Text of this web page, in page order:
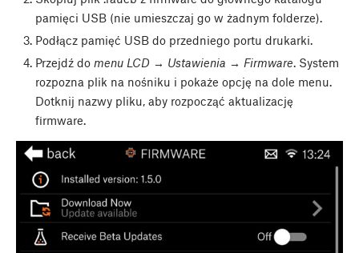
pamięci USB (nie umieszczaj go w żadnym folderze).
Podłącz pamięć USB do przedniego portu drukarki.
Przejdź do menu LCD → Ustawienia → Firmware. System
rozpozna plik na nośniku i pokaże opcję na dole menu.
Dotknij nazwy pliku, aby rozpocząć aktualizację
firmware.